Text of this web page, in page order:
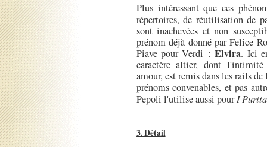
Plus intéressant que ces
répertoires, de réutilisation de
sont inachevées et non
prénom déjà donné par Felice
Piave pour Verdi :Elvira. Ici
caractère altier, dont l'intimité
amour, est remis dans les rails
prénoms convenables, et pas
Pepoli l'utilise aussi pourI
3. Détail